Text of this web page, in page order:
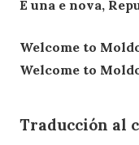
E una e nova,
Welcome to
Welcome to
Traducción al